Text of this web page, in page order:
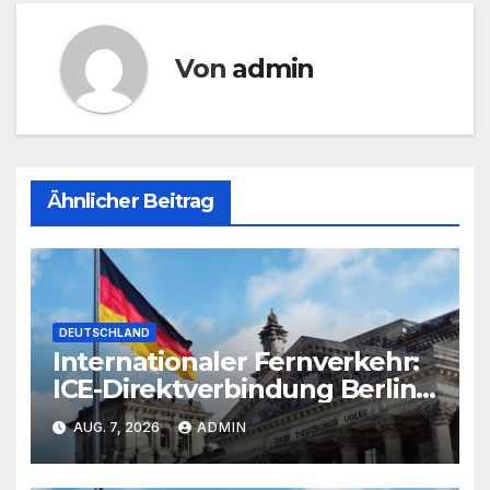
Von admin
Ähnlicher Beitrag
DEUTSCHLAND
Internationaler Fernverkehr:
ICE-Direktverbindung Berlin-
Paris derzeit unterbrochen
AUG. 7, 2026 ADMIN